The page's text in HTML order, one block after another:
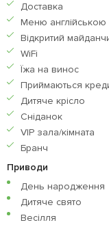
Доставка
Меню англiйською
Відкритий
WiFi
Їжа на винос
Приймаються
Дитяче крісло
Сніданок
VIP зала/кімната
Бранч
Приводи
День народження
Дитяче свято
Весілля